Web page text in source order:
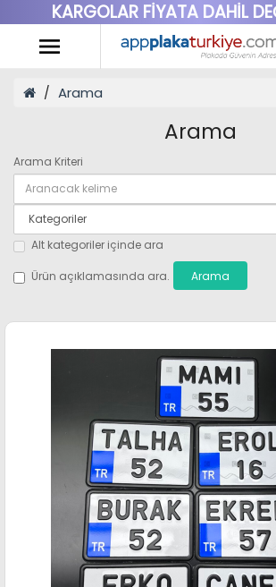
KARGOLAR FİYATA DAHİL
Arama
Arama
Arama Kriteri
Alt kategoriler içinde ara
Ürün açıklamasında ara.